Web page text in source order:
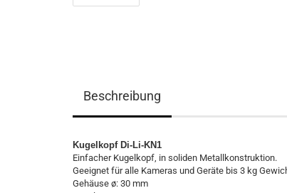
Beschreibung
Kugelkopf Di-Li-KN1
Einfacher Kugelkopf, in soliden Metallkonstruktion.
Geeignet für alle Kameras und Geräte bis 3 kg
Gehäuse ø: 30 mm